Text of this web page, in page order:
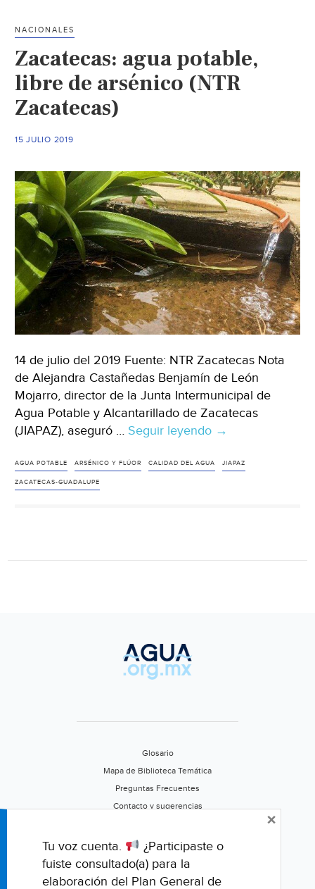
(El
Ágora)
NACIONALES
Zacatecas: agua potable,
libre de arsénico (NTR
Zacatecas)
15 JULIO 2019
14 de julio del 2019 Fuente: NTR Zacatecas Nota
de Alejandra Castañedas Benjamín de León
Mojarro, director de la Junta Intermunicipal de
Agua Potable y Alcantarillado de Zacatecas
(JIAPAZ), aseguró … Seguir leyendo Zacatecas:
potable,
→
AGUA POTABLE ARSÉNICO Y FLÚOR CALIDAD DEL AGUA JIAPAZ
ZACATECAS-GUADALUPE
Glosario
Mapa de Biblioteca Temática
Preguntas Frecuentes
Contacto y sugerencias
Califica este portal
Tu voz cuenta.
¿Participaste o
fuiste consultado(a) para la
elaboración del Plan General de
×